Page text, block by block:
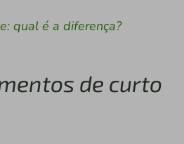
qual é a diferença?
de curto